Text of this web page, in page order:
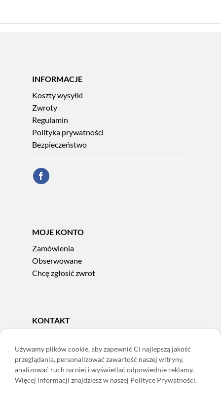
INFORMACJE
Koszty wysyłki
Zwroty
Regulamin
Polityka prywatności
Bezpieczeństwo
MOJE KONTO
Zamówienia
Obserwowane
Chcę zgłosić zwrot
KONTAKT
e-mail:sklep@adoris.pl
poniedziałek - piątek 8:00-16:00
Adoris Dorota Święcka
Używamy plików cookie, aby zapewnić Ci najlepszą jakość
przeglądania, personalizować zawartość naszej witryny,
analizować ruch na niej i wyświetlać odpowiednie reklamy.
Więcej informacji znajdziesz w naszej Polityce Prywatności.